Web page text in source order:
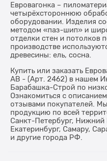
Евровагонка –
четырёхстороннюю
оборудовании. Изделия
методом «паз-шип» и
отделки стен и потолков
производстве
древесины: ель, сосна.
Купить или заказать
АВ - (Арт. 2462) в нашем
Барабашка-Строй по
Ознакомиться с
отзывами покупателей.
продукцию по всей
Санкт-Петербург, Нижний
Екатеринбург, Самару,
и другие города РФ.